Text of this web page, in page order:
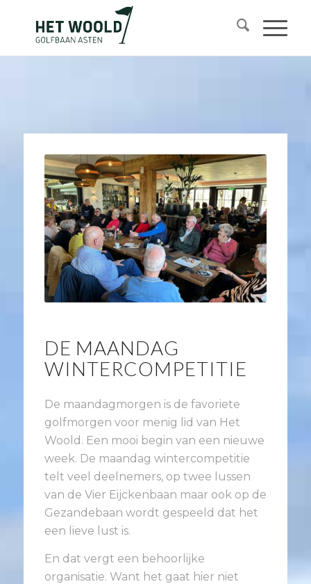
DE MAANDAG
WINTERCOMPETITIE
De maandagmorgen is de favoriete
golfmorgen voor menig lid van Het
Woold. Een mooi begin van een nieuwe
week. De maandag wintercompetitie
telt veel deelnemers, op twee lussen
van de Vier Eijckenbaan maar ook op de
Gezandebaan wordt gespeeld dat het
een lieve lust is.
En dat vergt een behoorlijke
organisatie. Want het gaat hier niet